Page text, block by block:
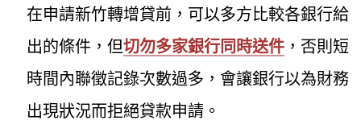
在申請新竹轉增貸前，可以多方比較各銀行給
出的條件，但切勿多家銀行同時送件 ，否則短
時間內聯徵記錄次數過多，會讓銀行以為財務
出現狀況而拒絕貸款申請。